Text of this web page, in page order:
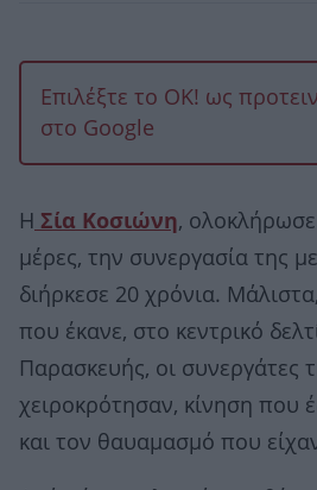
Επιλέξτε το OK! ως
στο Google
Η Σία Κοσιώνη, ολοκλήρωσε
μέρες, την συνεργασία της
διήρκεσε 20 χρόνια.
που έκανε, στο κεντρικό
Παρασκευής, οι συνεργάτες
χειροκρότησαν, κίνηση που
και τον θαυαμασμό που